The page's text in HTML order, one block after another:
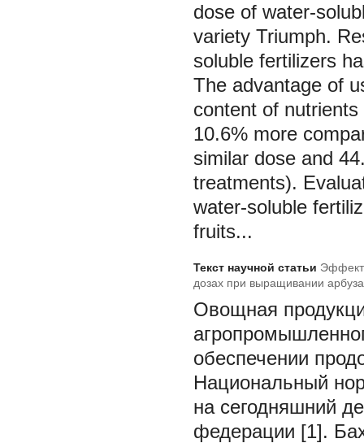
dose of water-
variety Triumph.
soluble fertilizers
The advantage of
content of
10.6% more
similar dose and
treatments).
water-soluble
fruits...
Текст научной статьи
дозах при выращивании арбуза
Овощная
обеспечении
Национальный
на сегодняшний
федерации [1].